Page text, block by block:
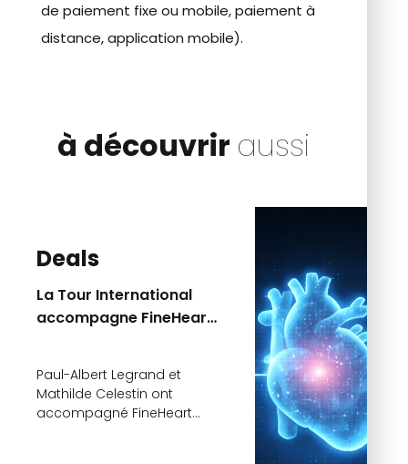
de paiement fixe ou mobile, paiement à
distance, application mobile).
à découvrir aussi
Deals
La Tour International
accompagne FineHeart
Série C
Paul-Albert Legrand et
Mathilde Celestin ont
accompagné FineHeart